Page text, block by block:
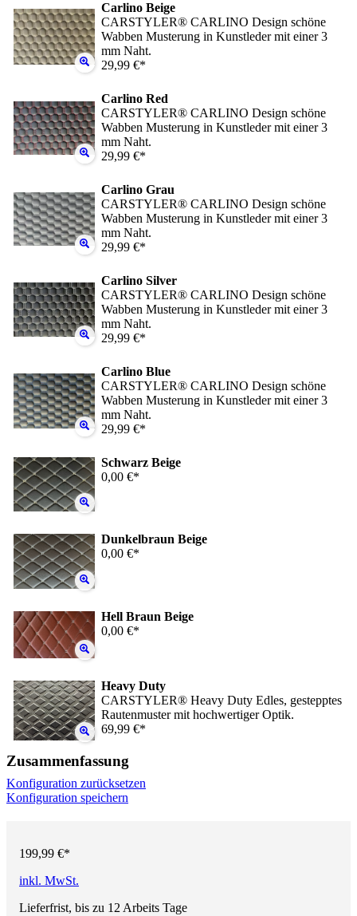
Carlino Beige
CARSTYLER® CARLINO Design schöne
Wabben Musterung in Kunstleder mit einer 3
mm Naht.
29,99 €*
Carlino Red
CARSTYLER® CARLINO Design schöne
Wabben Musterung in Kunstleder mit einer 3
mm Naht.
29,99 €*
Carlino Grau
CARSTYLER® CARLINO Design schöne
Wabben Musterung in Kunstleder mit einer 3
mm Naht.
29,99 €*
Carlino Silver
CARSTYLER® CARLINO Design schöne
Wabben Musterung in Kunstleder mit einer 3
mm Naht.
29,99 €*
Carlino Blue
CARSTYLER® CARLINO Design schöne
Wabben Musterung in Kunstleder mit einer 3
mm Naht.
29,99 €*
Schwarz Beige
0,00 €*
Dunkelbraun Beige
0,00 €*
Hell Braun Beige
0,00 €*
Heavy Duty
CARSTYLER® Heavy Duty Edles, gestepptes
Rautenmuster mit hochwertiger Optik.
69,99 €*
Zusammenfassung
Konfiguration zurücksetzen
Konfiguration speichern
199,99 €*
inkl. MwSt.
Lieferfrist, bis zu 12 Arbeits Tage